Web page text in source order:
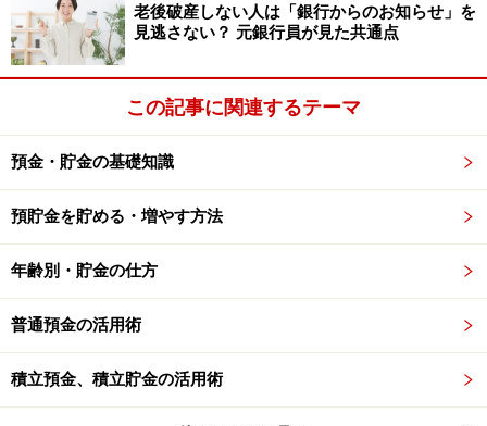
き、モチベーションアップにつながります。もちろん、
大人でもOK。大人だからこその視点が入りますし、子ど
もの頃とは違う感覚を得ることも多く、新たな発見も期
待できますよ。
老後破産しない人は「銀行からのお知らせ」を
見逃さない？ 元銀行員が見た共通点
この記事に関連するテーマ
預金・貯金の基礎知識
預貯金を貯める・増やす方法
年齢別・貯金の仕方
普通預金の活用術
積立預金、積立貯金の活用術